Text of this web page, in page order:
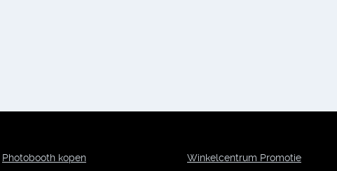
Photobooth kopen
Winkelcentrum Promotie